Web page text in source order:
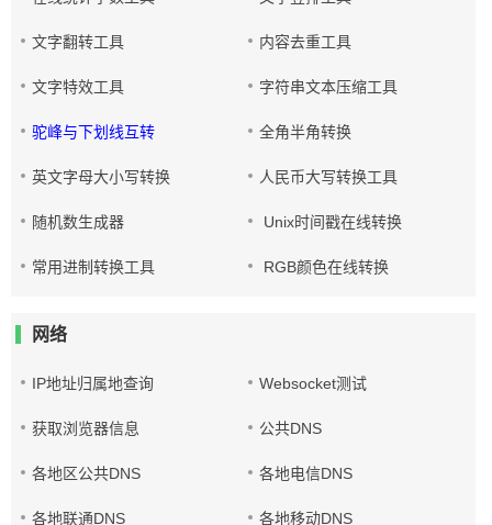
文字翻转工具 内容去重工具
文字特效工具 字符串文本压缩工具
驼峰与下划线互转 全角半角转换
英文字母大小写转换 人民币大写转换工具
随机数生成器 Unix时间戳在线转换
常用进制转换工具 RGB颜色在线转换
网络
IP地址归属地查询 Websocket测试
获取浏览器信息 公共DNS
各地区公共DNS 各地电信DNS
各地联通DNS 各地移动DNS